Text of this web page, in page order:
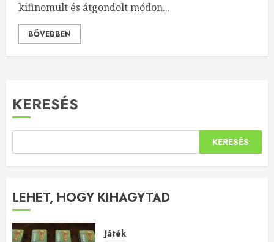
kifinomult és átgondolt módon...
BŐVEBBEN
KERESÉS
KERESÉS
LEHET, HOGY KIHAGYTAD
Játék